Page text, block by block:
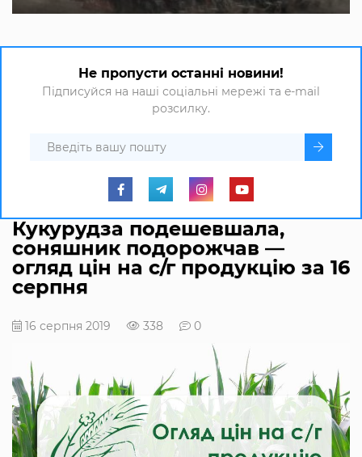
Не пропусти останні новини!
Підписуйся на наші соціальні мережі та e-mail
розсилку.
Кукурудза подешевшала,
соняшник подорожчав —
огляд цін на с/г продукцію за 16
серпня
16 серпня 2019 338 0